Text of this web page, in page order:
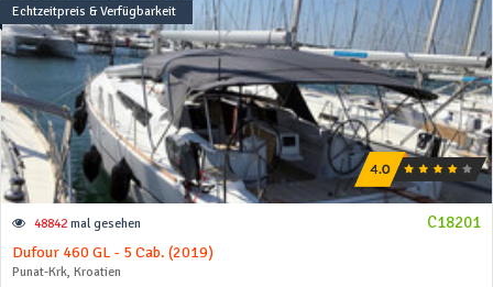
Echtzeitpreis & Verfügbarkeit
C18201
48842 mal gesehen
Dufour 460 GL - 5 Cab. (2019)
Punat-Krk, Kroatien